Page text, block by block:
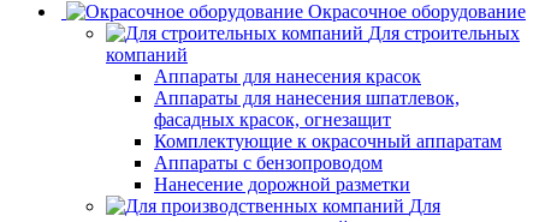
Окрасочное оборудование
Для строительных
компаний
Аппараты для нанесения красок
Аппараты для нанесения шпатлевок,
фасадных красок, огнезащит
Комплектующие к окрасочный аппаратам
Аппараты с бензопроводом
Нанесение дорожной разметки
Для